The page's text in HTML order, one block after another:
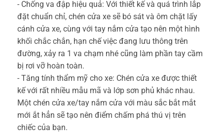
️- Chống va đập hiệu quả: Với thiết kế và quá trình lắp
đặt chuẩn chỉ, chén cửa xe sẽ bó sát và ôm chặt lấy
cánh cửa xe, cùng với tay nắm cửa tạo nên một hình
khối chắc chắn, hạn chế việc đang lưu thông trên
đường, xảy ra 1 va chạm nhé cũng làm phần tay cầm
bị rơi vỡ hoàn toàn.
-️ Tăng tính thẩm mỹ cho xe: Chén cửa xe được thiết
kế với rất nhiều mẫu mã và lớp sơn phủ khác nhau.
Một chén cửa xe/tay nắm cửa với màu sắc bắt mắt
mới ắt hẳn sẽ tạo nên điểm chấm phá thú vị trên
chiếc của bạn.